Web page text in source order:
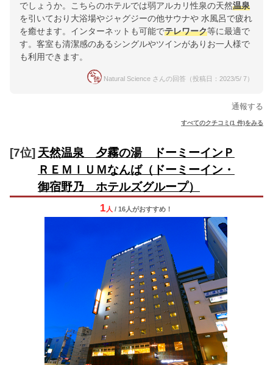
でしょうか。こちらのホテルでは弱アルカリ性泉の天然温泉
を引いており大浴場やジャグジーの他サウナや 水風呂で疲れ
を癒せます。インターネットも可能でテレワーク等に最適で
す。客室も清潔感のあるシングルやツインがありお一人様で
も利用できます。
Natural Science さんの回答（投稿日：2023/5/ 7）
通報する
すべてのクチコミ(1 件)をみる
[7位] 天然温泉 夕霧の湯 ドーミーインＰ
ＲＥＭＩＵＭなんば（ドーミーイン・
御宿野乃 ホテルズグループ）
1 人 / 16人がおすすめ！